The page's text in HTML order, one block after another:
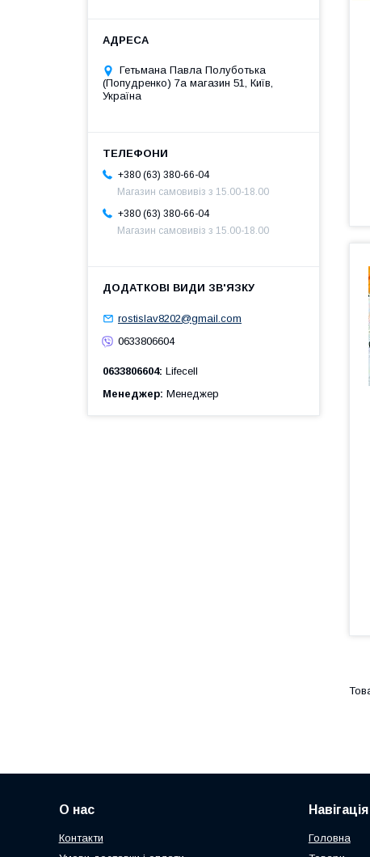
Гетьмана Павла Полуботька
(Попудренко) 7а магазин 51, Київ,
Україна
+380 (63) 380-66-04
Магазин самовивіз з 15.00-18.00
+380 (63) 380-66-04
Магазин самовивіз з 15.00-18.00
rostislav8202@gmail.com
0633806604
0633806604 Lifecell
Менеджер Менеджер
О нас
Контакти
Навігація
Головна